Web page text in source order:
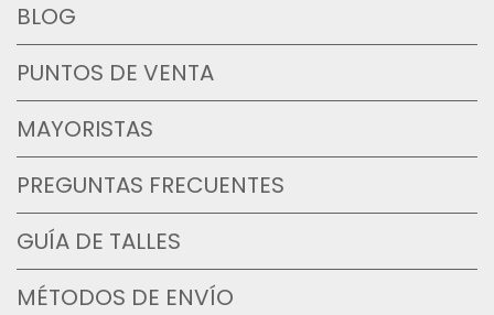
BLOG
PUNTOS DE VENTA
MAYORISTAS
PREGUNTAS FRECUENTES
GUÍA DE TALLES
MÉTODOS DE ENVÍO